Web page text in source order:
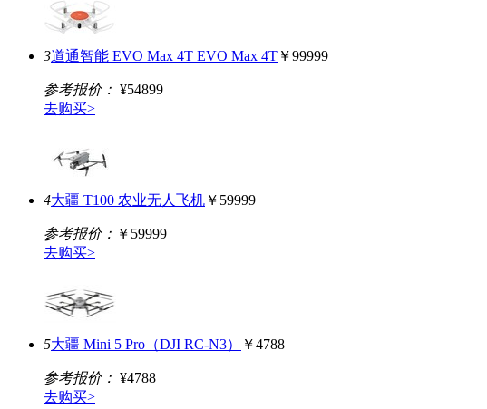
3道通智能 EVO Max 4T EVO Max 4T ￥99999
参考报价： ¥54899
去购买>
4大疆 T100 农业无人飞机 ￥59999
参考报价： ￥59999
去购买>
5大疆 Mini 5 Pro（DJI RC-N3） ￥4788
参考报价： ¥4788
去购买>